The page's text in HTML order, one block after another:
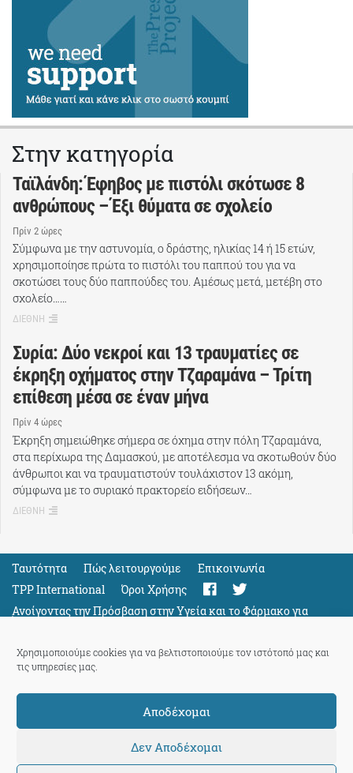
Χρησιμοποιούμε cookies για να βελτιστοποιούμε τον ιστότοπό μας και
τις υπηρεσίες μας.
Αποδέχομαι
Δεν Αποδέχομαι
Στην κατηγορία
Ταϊλάνδη: Έφηβος με πιστόλι σκότωσε 8
ανθρώπους – Έξι θύματα σε σχολείο
Πρίν 2 ώρες
Σύμφωνα με την αστυνομία, ο δράστης, ηλικίας 14 ή 15 ετών,
χρησιμοποίησε πρώτα το πιστόλι του παππού του για να
σκοτώσει τους δύο παππούδες του. Αμέσως μετά, μετέβη στο
σχολείο……
ΔΙΕΘΝΗ
Συρία: Δύο νεκροί και 13 τραυματίες σε
έκρηξη οχήματος στην Τζαραμάνα – Τρίτη
επίθεση μέσα σε έναν μήνα
Πρίν 4 ώρες
Έκρηξη σημειώθηκε σήμερα σε όχημα στην πόλη Τζαραμάνα,
στα περίχωρα της Δαμασκού, με αποτέλεσμα να σκοτωθούν δύο
άνθρωποι και να τραυματιστούν τουλάχιστον 13 ακόμη,
σύμφωνα με το συριακό πρακτορείο ειδήσεων…
ΔΙΕΘΝΗ
Ταυτότητα Πώς λειτουργούμε
Eπικοινωνία
TPP International
Όροι Χρήσης
Ανοίγοντας την Πρόσβαση στην Υγεία και το Φάρμακο για
Όλους
Support
ThePressProject
powered by our community members